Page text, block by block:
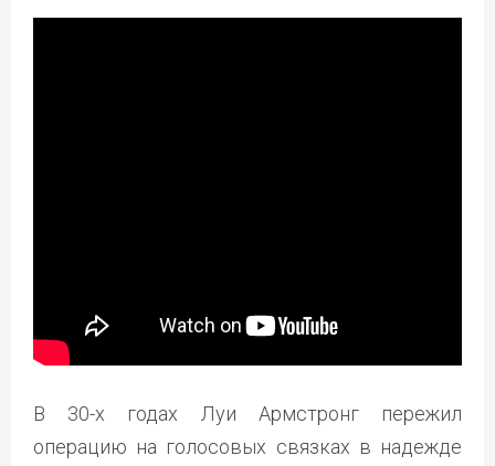
В 30-х годах Луи Армстронг пережил
операцию на голосовых связках в надежде